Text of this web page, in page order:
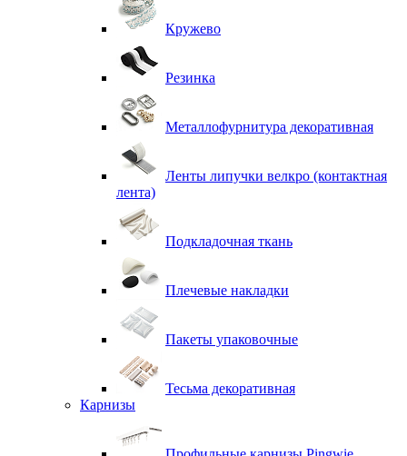
Кружево
Резинка
Металлофурнитура декоративная
Ленты липучки велкро (контактная
лента)
Подкладочная ткань
Плечевые накладки
Пакеты упаковочные
Тесьма декоративная
Карнизы